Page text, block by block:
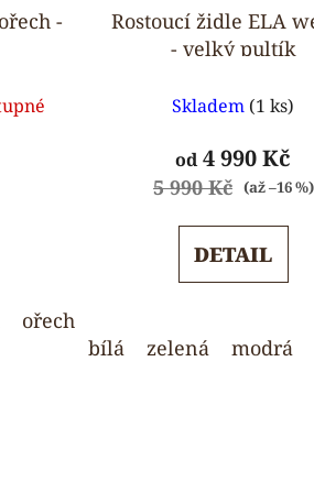
-
ořech
Rostoucí židle ELA
- velký pultík
hodnocení
produktu
je
z
5
Skladem (1 ks)
od4 990 Kč
5 990 Kč (až –16 %)
DETAIL
bílá zelená modrá